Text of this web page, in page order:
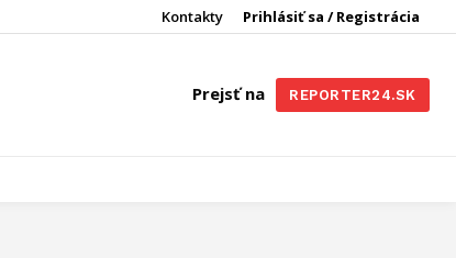
Prihlásiť sa / Registrácia
Kontakty
Prejsť na REPORTER24.SK